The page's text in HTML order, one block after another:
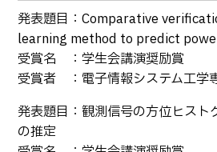
発表題目：Comparative
learning method to predict
受賞名 ：学生会講演奨励賞
受賞者 ：電子情報システム工
発表題目：観測信号の方位ヒスト
の推定
公開情報
その
転職・Uターン就職
お
在校生・保護者の方へ
卒業生の方へ